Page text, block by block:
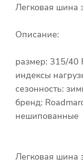
Легковая шина
Описание:
размер: 315/40
индексы
сезонность:
бренд:
нешипованные
Легковая шина